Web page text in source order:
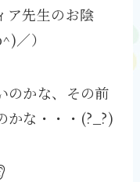
ア先生のお陰
／）
のかな、その前
かな・・・(?_?)